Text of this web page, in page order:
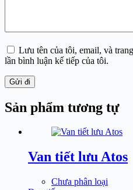
Lưu tên của tôi, email, và
lần bình luận kế tiếp của tôi.
Gửi đi
Sản phẩm tương tự
Van tiết lưu Atos
Chưa phân loại